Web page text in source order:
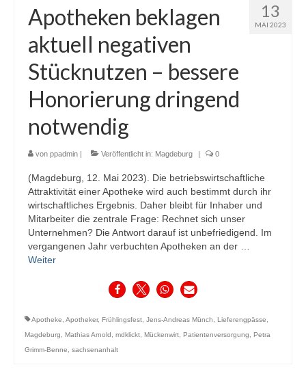
13
MAI 2023
Apotheken beklagen
aktuell negativen
Stücknutzen – bessere
Honorierung dringend
notwendig
von ppadmin Veröffentlicht in: Magdeburg 0
(Magdeburg, 12. Mai 2023). Die betriebswirtschaftliche
Attraktivität einer Apotheke wird auch bestimmt durch ihr
wirtschaftliches Ergebnis. Daher bleibt für Inhaber und
Mitarbeiter die zentrale Frage: Rechnet sich unser
Unternehmen? Die Antwort darauf ist unbefriedigend. Im
vergangenen Jahr verbuchten Apotheken an der …
Weiter
Apotheke, Apotheker, Frühlingsfest, Jens-Andreas Münch, Lieferengpässe,
Magdeburg, Mathias Arnold , mdklickt, Mückenwirt, Patientenversorgung, Petra
Grimm-Benne, sachsenanhalt